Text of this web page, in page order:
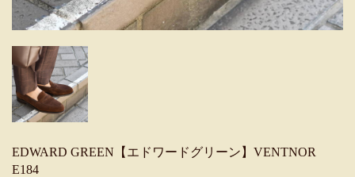
EDWARD GREEN【エドワードグリーン】VENTNOR
E184